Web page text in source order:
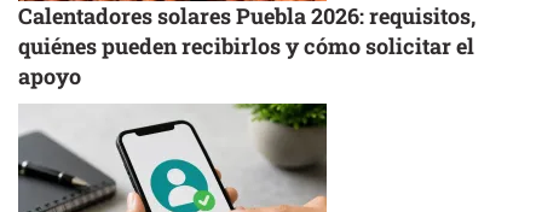
Calentadores solares Puebla 2026: requisitos,
quiénes pueden recibirlos y cómo solicitar el
apoyo